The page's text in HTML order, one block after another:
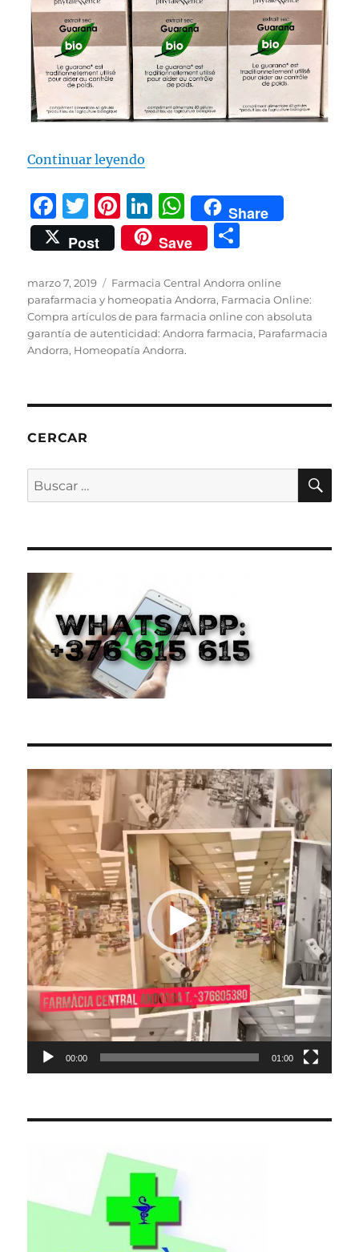
Continuar leyendo
F
a
c
e
b
o
o
T
w
it
te
r
Pi
n
te
re
st
Li
n
k
e
d
I
n
W
h
at
s
A
p
p
Share
Post
Save
m
p
a
Publicado
el
marzo 7, 2019 Categorías
Farmacia Central Andorra online
parafarmacia y homeopatia Andorra, Farmacia Online:
Compra artículos de para farmacia online con absoluta
garantía de autenticidad: Andorra farmacia, Parafarmacia
Andorra, Homeopatía Andorra.
CERCAR
Buscar
por:
Reproductor
de
vídeo
00:00 01:00